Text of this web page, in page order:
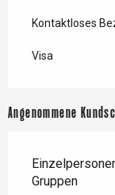
Kontaktloses
Visa
Angenommene
Gruppen